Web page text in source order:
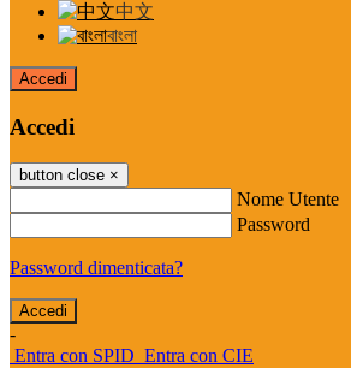
中文
বাংলা
Accedi
Accedi
button close ×
Nome Utente
Password
Password dimenticata?
-
Entra con SPID Entra con CIE